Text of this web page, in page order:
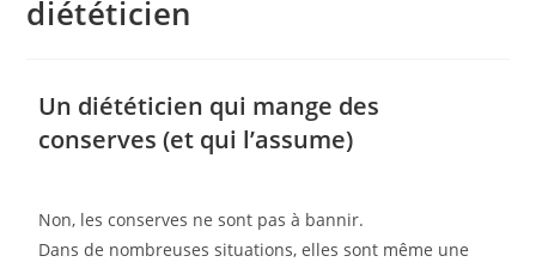
diététicien
Un diététicien qui mange des
conserves (et qui l’assume)
Non, les conserves ne sont pas à bannir.
Dans de nombreuses situations, elles sont même une